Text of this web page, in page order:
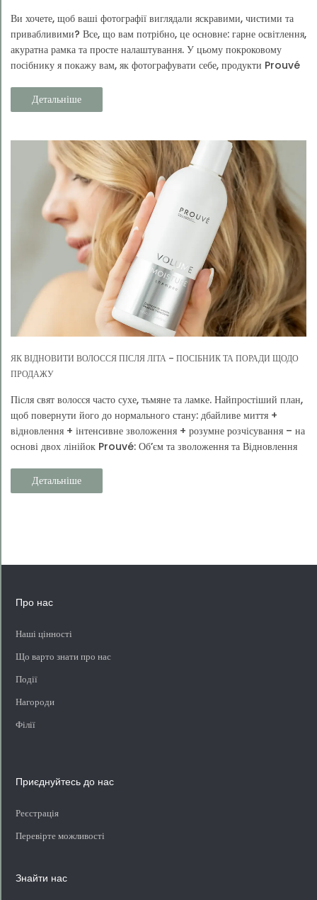
Ви хочете, щоб ваші фотографії виглядали яскравими, чистими та
привабливими? Все, що вам потрібно, це основне: гарне освітлення,
акуратна рамка та просте налаштування. У цьому покроковому
посібнику я покажу вам, як фотографувати себе, продукти Prouvé
Детальніше
ЯК ВІДНОВИТИ ВОЛОССЯ ПІСЛЯ ЛІТА – ПОСІБНИК ТА ПОРАДИ ЩОДО
ПРОДАЖУ
Після свят волосся часто сухе, тьмяне та ламке. Найпростіший план,
щоб повернути його до нормального стану: дбайливе миття +
відновлення + інтенсивне зволоження + розумне розчісування – на
основі двох лінійок Prouvé: Об’єм та зволоження та Відновлення
Детальніше
Про нас
Наші цінності
Що варто знати про нас
Події
Нагороди
Філії
Приєднуйтесь до нас
Реєстрація
Перевірте можливості
Знайти нас